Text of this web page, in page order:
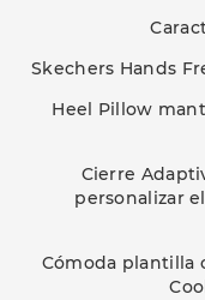
Skechers Hands
Heel Pillow
Cierre
personalizar
Cómoda plantilla